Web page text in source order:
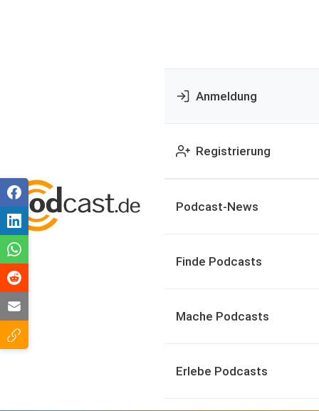
Anmeldung
Registrierung
Podcast-News
Finde Podcasts
Mache Podcasts
Erlebe Podcasts